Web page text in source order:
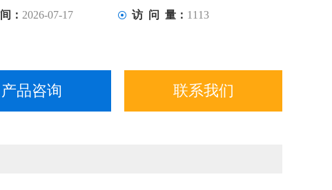
： 2026-07-17 访 问 量： 1113
产品咨询 联系我们